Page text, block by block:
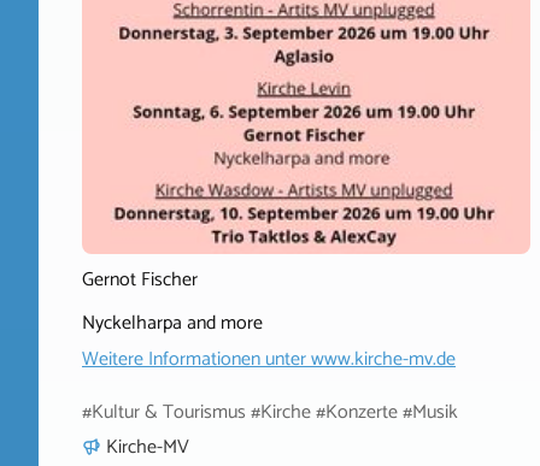
Gernot Fischer
Nyckelharpa and more
Weitere Informationen unterwww.kirche-mv.de
#Kultur & Tourismus #Kirche #Konzerte #Musik
Kirche-MV